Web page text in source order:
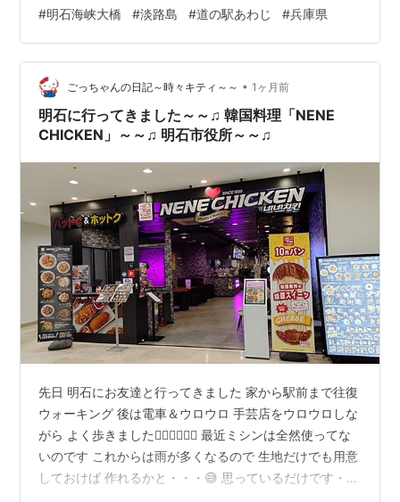
#明石海峡大橋 #淡路島 #道の駅あわじ #兵庫県
ごっちゃんの日記～時々キティ～～ • 1ヶ月前
明石に行ってきました～～♫ 韓国料理「NENE
CHICKEN」～～♫ 明石市役所～～♫
先日 明石にお友達と行ってきました 家から駅前まで往復
ウォーキング 後は電車＆ウロウロ 手芸店をウロウロしな
がら よく歩きました🚶🏻‍♀️🚶🏻‍♀️ 最近ミシンは全然使ってな
いのです これからは雨が多くなるので 生地だけでも用意
しておけば 作れるかと・・・😅 思っているだけです・・